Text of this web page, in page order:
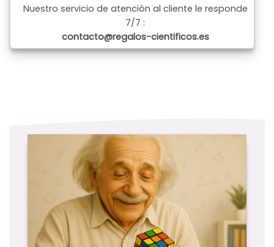
Nuestro servicio de atención al cliente le responde
7/7 :
contacto@regalos-cientificos.es